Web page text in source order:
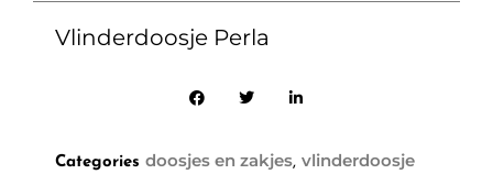
Vlinderdoosje Perla
Categories doosjes en zakjes, vlinderdoosje